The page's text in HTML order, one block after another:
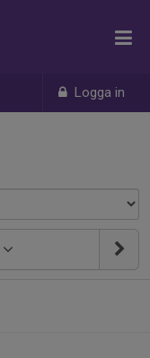
Logga in